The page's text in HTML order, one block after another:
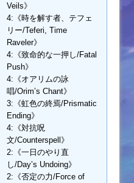
Veils》
4:《時を解す者、テフェ
リー/Teferi, Time
Raveler》
4:《致命的な一押し/Fatal
Push》
4:《オアリムの詠
唱/Orim’s Chant》
3:《虹色の終焉/Prismatic
Ending》
4:《対抗呪
文/Counterspell》
2:《一日のやり直
し/Day’s Undoing》
2:《否定の力/Force of